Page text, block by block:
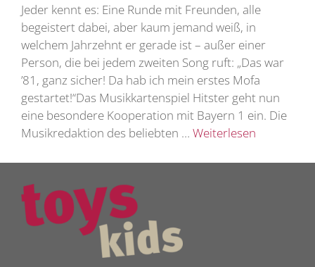
Jeder kennt es: Eine Runde mit Freunden, alle
begeistert dabei, aber kaum jemand weiß, in
welchem Jahrzehnt er gerade ist – außer einer
Person, die bei jedem zweiten Song ruft: „Das war
’81, ganz sicher! Da hab ich mein erstes Mofa
gestartet!“Das Musikkartenspiel Hitster geht nun
eine besondere Kooperation mit Bayern 1 ein. Die
Musikredaktion des beliebten … Weiterlesen